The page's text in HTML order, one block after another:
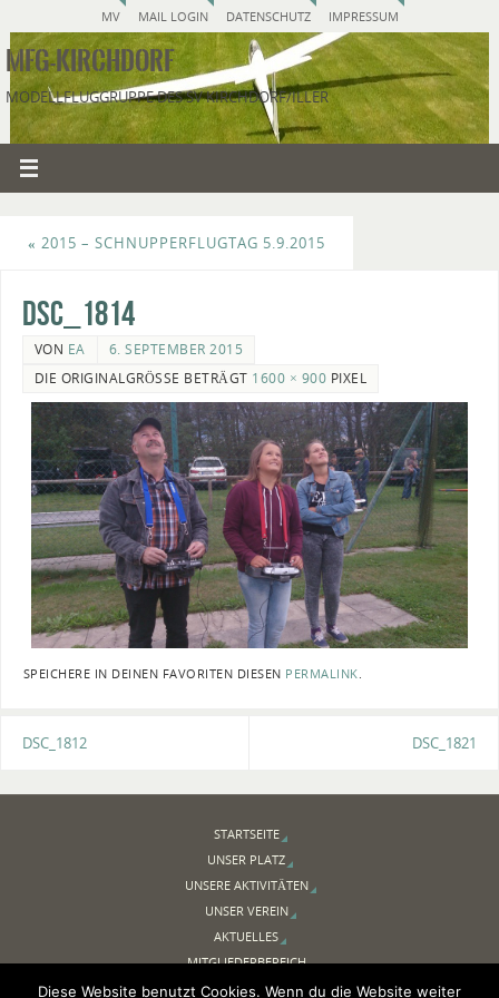
MV MAIL LOGIN DATENSCHUTZ IMPRESSUM
MFG-KIRCHDORF
MODELLFLUGGRUPPE DES SV KIRCHDORF/ILLER
« 2015 – SCHNUPPERFLUGTAG 5.9.2015
DSC_1814
VON EA
6. SEPTEMBER 2015
DIE ORIGINALGRÖSSE BETRÄGT 1600 × 900 PIXEL
SPEICHERE IN DEINEN FAVORITEN DIESEN PERMALINK.
DSC_1812 DSC_1821
STARTSEITE
UNSER PLATZ
UNSERE AKTIVITÄTEN
UNSER VEREIN
AKTUELLES
MITGLIEDERBEREICH
NEWSLETTER
Diese Website benutzt Cookies. Wenn du die Website weiter